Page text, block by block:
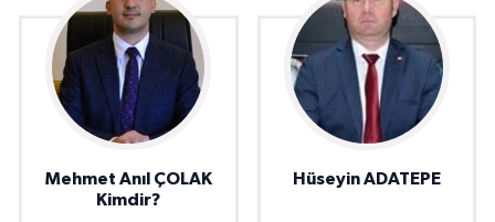
Mehmet Anıl ÇOLAK
Kimdir?
Hüseyin ADATEPE